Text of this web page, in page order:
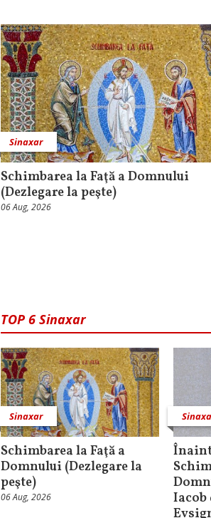
Sinaxar
Schimbarea la Faţă a Domnului
(Dezlegare la peşte)
06 Aug, 2026
TOP 6 Sinaxar
Sinaxar
Schimbarea la Faţă a
Domnului (Dezlegare la
peşte)
06 Aug, 2026
Iacob